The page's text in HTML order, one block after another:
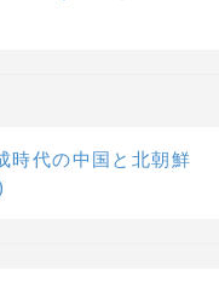
代の中国と北朝鮮